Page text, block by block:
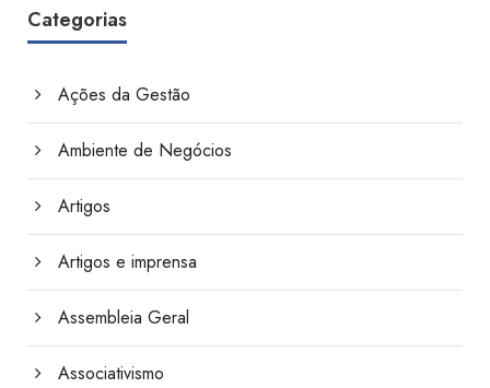
Categorias
Ações da Gestão
Ambiente de Negócios
Artigos
Artigos e imprensa
Assembleia Geral
Associativismo